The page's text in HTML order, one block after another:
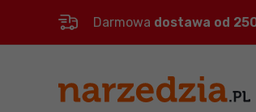
Menu główne
Darmowa dostawa od